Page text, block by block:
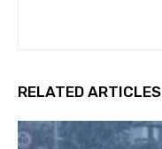
RELATED ARTICLES